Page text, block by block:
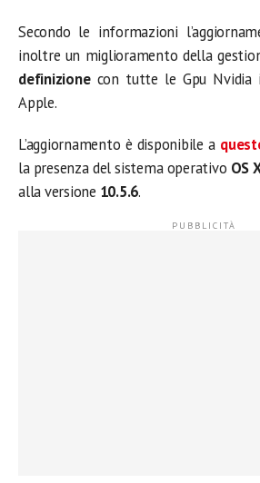
Secondo le informazioni
inoltre un miglioramento della
definizionecon tutte le Gpu Nvidia
Apple.
L’aggiornamento è disponibile a
la presenza del sistema operativo OS
alla versione 10.5.6.